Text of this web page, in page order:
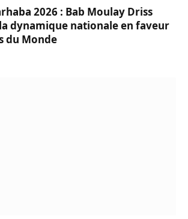
2026 : Bab Moulay Driss
dynamique nationale en faveur
du Monde